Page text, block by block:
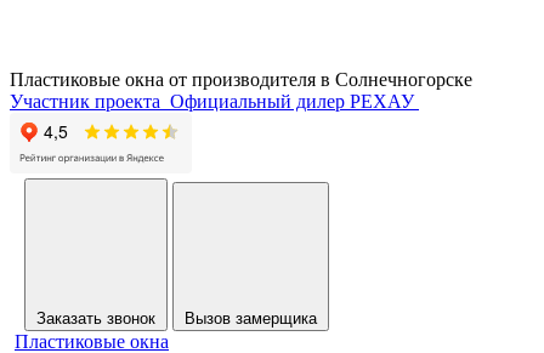
Пластиковые окна от производителя в Солнечногорске
Участник проекта Официальный дилер РЕХАУ
Заказать звонок Вызов замерщика
Пластиковые окна